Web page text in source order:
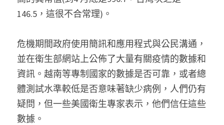
146.5，這很不合常理)。
危機期間政府使用簡訊和應用程式與公民溝通，
並在衛生部網站上公佈了大量有關疫情的數據和
資訊。越南等專制國家的數據是否可靠，或者總
體測試水準較低是否意味著缺少病例，人們仍有
疑問，但一些美國衛生專家表示，他們信任這些
數據。